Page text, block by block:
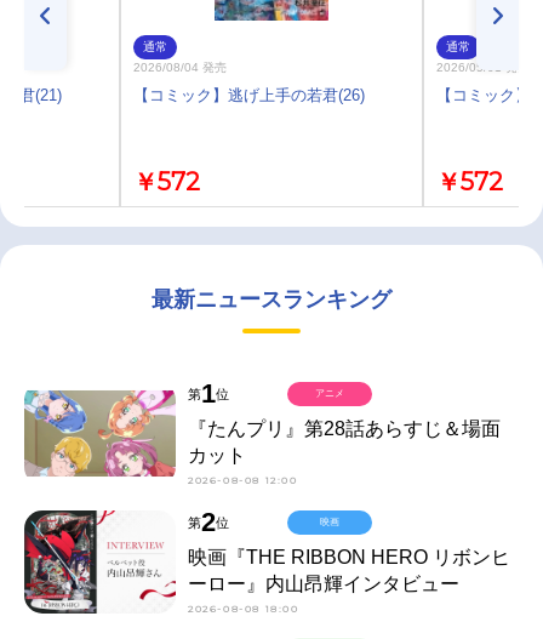
君(21)
通常
2026/08/04 発売
【コミック】逃げ上手の若君(26)
￥572
通常
2026/05/01 発売
【コミック】
￥572
最新ニュースランキング
第1位
『たんプリ』第28話あらすじ＆場面
カット
2026-08-08 12:00
アニメ
第2位
映画『THE RIBBON HERO リボンヒ
ーロー』内山昂輝インタビュー
2026-08-08 18:00
映画